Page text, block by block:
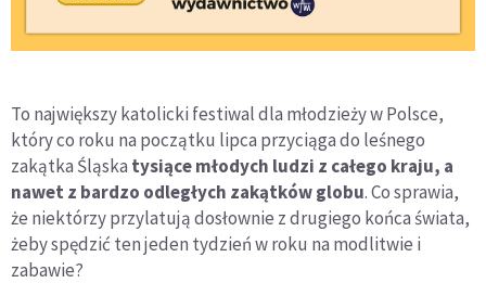
To największy katolicki festiwal dla młodzieży w Polsce,
który co roku na początku lipca przyciąga do leśnego
zakątka Śląska tysiące młodych ludzi z całego kraju, a
nawet z bardzo odległych zakątków globu. Co sprawia,
że niektórzy przylatują dosłownie z drugiego końca świata,
żeby spędzić ten jeden tydzień w roku na modlitwie i
zabawie?